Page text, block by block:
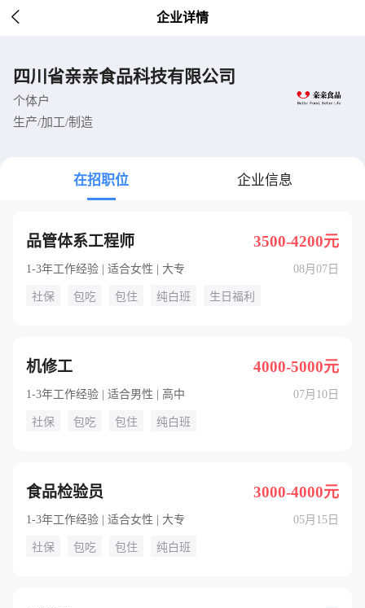
 企业详情
四川省亲亲食品科技有限公司
个体户
生产/加工/制造
在招职位 企业信息
品管体系工程师 3500-4200元
1-3年工作经验 | 适合女性 | 大专 08月07日
社保 包吃 包住 纯白班 生日福利
机修工 4000-5000元
1-3年工作经验 | 适合男性 | 高中 07月10日
社保 包吃 包住 纯白班
食品检验员 3000-4000元
1-3年工作经验 | 适合女性 | 大专 05月15日
社保 包吃 包住 纯白班